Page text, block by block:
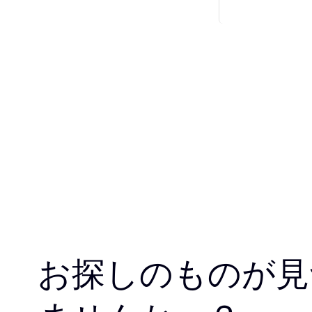
お探しのものが